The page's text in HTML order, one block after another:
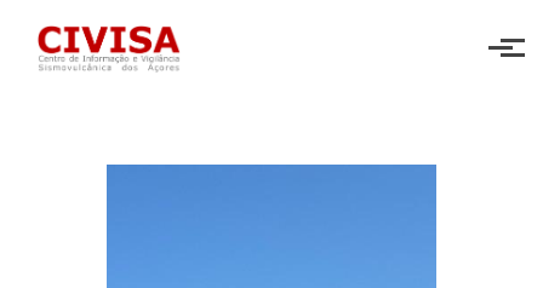
Skip to main content